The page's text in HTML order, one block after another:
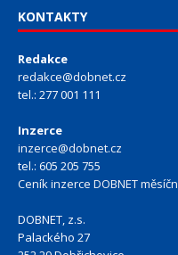
KONTAKTY
Redakce
redakce@dobnet.cz
tel.: 277 001 111
Inzerce
inzerce@dobnet.cz
tel.: 605 205 755
Ceník inzerce DOBNET
DOBNET, z.s.
Palackého 27